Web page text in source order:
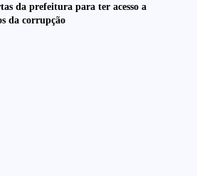
da prefeitura para ter acesso a
da corrupção